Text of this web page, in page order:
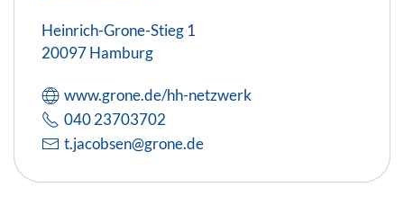
Heinrich-Grone-Stieg 1
20097 Hamburg
www.grone.de/hh-netzwerk
040 23703702
t.jacobsen@grone.de